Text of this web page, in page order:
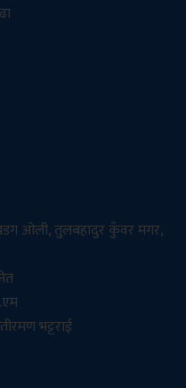
ओली, तुलबहादुर कुँवर मगर,
भट्टराई